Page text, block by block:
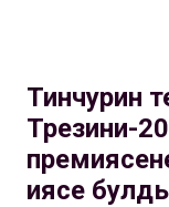
Тинчурин
Трезини-
иясе